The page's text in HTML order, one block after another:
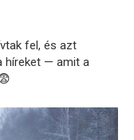
fel, és azt
híreket — amit a